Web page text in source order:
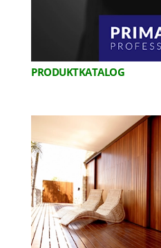
PRODUKTKATALOG